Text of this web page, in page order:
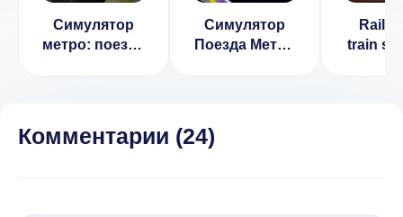
Симулятор
метро: поезда
Симулятор
Поезда Метро
Rail
train
Комментарии (24)